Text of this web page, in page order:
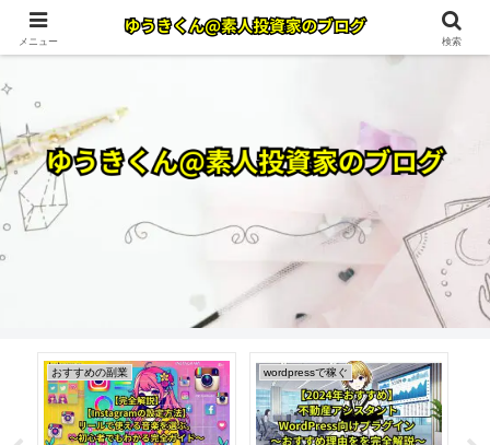
おすすめの副業 wordpressで稼ぐ
メニュー 検索